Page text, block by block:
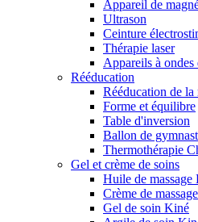
Appareil de
Ultrason
Ceinture
Thérapie laser
Appareils à ondes
Rééducation
Rééducation de la
Forme et équilibre
Table d'inversion
Ballon de
Thermothérapie
Gel et crème de soins
Huile de massage
Crème de
Gel de soin Kiné